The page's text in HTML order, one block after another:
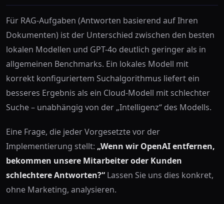
Für RAG-Aufgaben (Antworten basierend auf Ihren
Dokumenten) ist der Unterschied zwischen den besten
lokalen Modellen und GPT-4o deutlich geringer als in
allgemeinen Benchmarks. Ein lokales Modell mit
korrekt konfiguriertem Suchalgorithmus liefert ein
besseres Ergebnis als ein Cloud-Modell mit schlechter
Suche – unabhängig von der „Intelligenz“ des Modells.
Eine Frage, die jeder Vorgesetzte vor der
Implementierung stellt: „Wenn wir OpenAI entfernen,
bekommen unsere Mitarbeiter oder Kunden
schlechtere Antworten?“ Lassen Sie uns dies konkret,
ohne Marketing, analysieren.